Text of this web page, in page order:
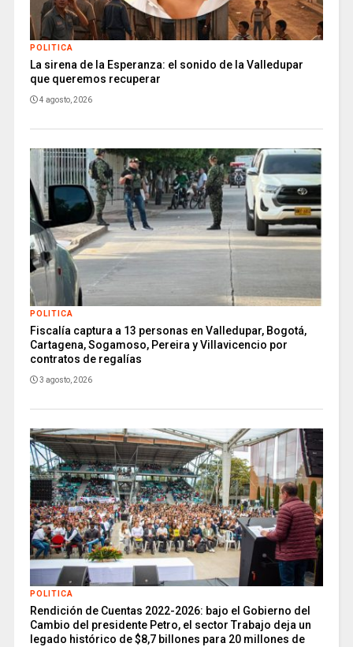
POLITICA
La sirena de la Esperanza: el sonido de la Valledupar
que queremos recuperar
4 agosto, 2026
POLITICA
Fiscalía captura a 13 personas en Valledupar, Bogotá,
Cartagena, Sogamoso, Pereira y Villavicencio por
contratos de regalías
3 agosto, 2026
POLITICA
Rendición de Cuentas 2022-2026: bajo el Gobierno del
Cambio del presidente Petro, el sector Trabajo deja un
legado histórico de $8,7 billones para 20 millones de